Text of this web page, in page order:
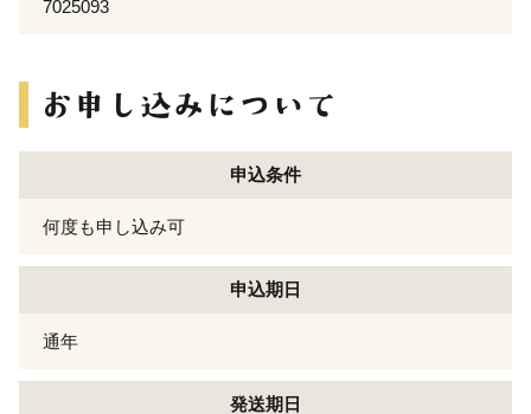
7025093
申込条件
何度も申し込み可
申込期日
通年
発送期日